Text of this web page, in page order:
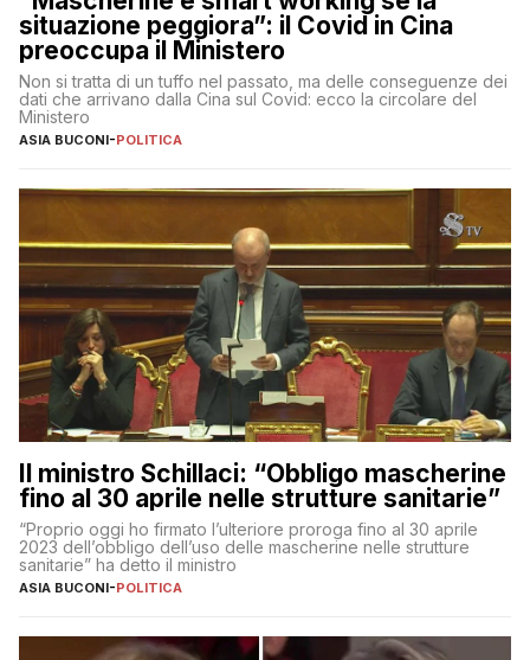
situazione peggiora”: il Covid in Cina
preoccupa il Ministero
Non si tratta di un tuffo nel passato, ma delle conseguenze dei
dati che arrivano dalla Cina sul Covid: ecco la circolare del
Ministero
ASIA BUCONI-POLITICA
Il ministro Schillaci: “Obbligo mascherine
fino al 30 aprile nelle strutture sanitarie”
“Proprio oggi ho firmato l’ulteriore proroga fino al 30 aprile
2023 dell’obbligo dell’uso delle mascherine nelle strutture
sanitarie” ha detto il ministro
ASIA BUCONI-POLITICA